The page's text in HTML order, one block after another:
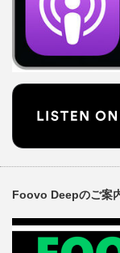
Foovo Deepのご案